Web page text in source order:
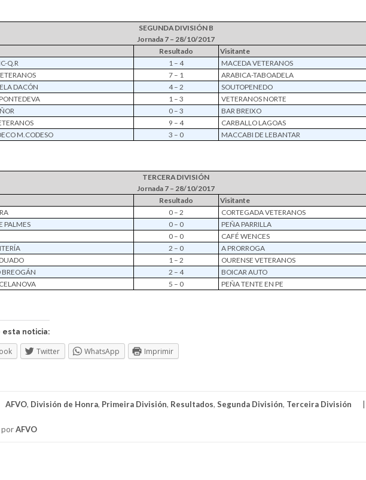
SEGUNDA DIVISIÓN B
Jornada 7 – 28/10/2017
Resultado
Visitante
Q.R
1 – 4
MACEDA VETERANOS
7 – 1
ARABICA-TABOADELA
DACÓN
4 – 2
SOUTOPENEDO
1 – 3
VETERANOS NORTE
0 – 3
BAR BREIXO
9 – 4
CARBALLO LAGOAS
M.CODESO
3 – 0 MACCABI DE LEBANTAR
TERCERA DIVISIÓN
Jornada 7 – 28/10/2017
Resultado
Visitante
0 – 2
CORTEGADA VETERANOS
PALMES
0 – 0
PEÑA PARRILLA
0 – 0
CAFÉ WENCES
2 – 0
A PRORROGA
1 – 2
OURENSE VETERANOS
BREOGÁN
2 – 4
BOICAR AUTO
5 – 0 PEÑA TENTE EN PE
esta noticia:
Twitter WhatsApp Imprimir
AFVO, División de Honra, Primeira División, Resultados, Segunda División, Terceira División
porAFVO